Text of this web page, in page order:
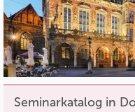
Seminarkatalog in